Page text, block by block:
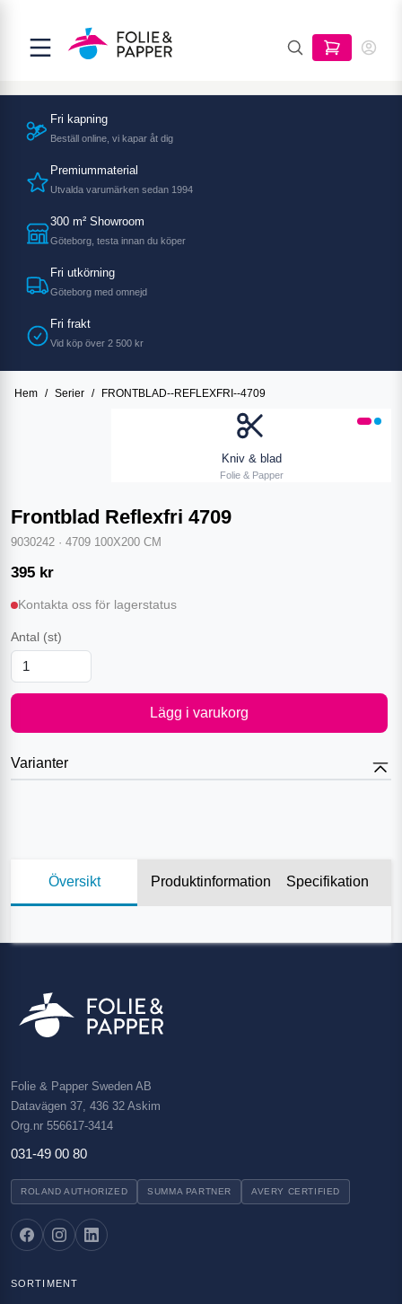
Fri kapning
Beställ online, vi kapar åt dig
Premiummaterial
Utvalda varumärken sedan 1994
300 m² Showroom
Göteborg, testa innan du köper
Fri utkörning
Göteborg med omnejd
Fri frakt
Vid köp över 2 500 kr
Hem / Serier / FRONTBLAD--REFLEXFRI--4709
Kniv & blad
Folie & Papper
Frontblad Reflexfri 4709
9030242 · 4709 100X200 CM
395 kr
Kontakta oss för lagerstatus
Antal (st)
Lägg i varukorg
Varianter
Översikt Produktinformation Specifikation
Folie & Papper Sweden AB
Datavägen 37, 436 32 Askim
Org.nr 556617-3414
031-49 00 80
ROLAND AUTHORIZED SUMMA PARTNER AVERY CERTIFIED
SORTIMENT